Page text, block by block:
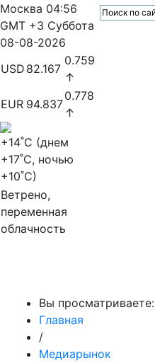
Москва 04:56
GMT +3 Суббота
08-08-2026
USD 82.167
0.759
↑
EUR 94.837
0.778
↑
+14˚C (днем
+17˚C, ночью
+10˚C)
Ветрено,
переменная
облачность
Вы просматриваете:
Главная
/
Медиарынок